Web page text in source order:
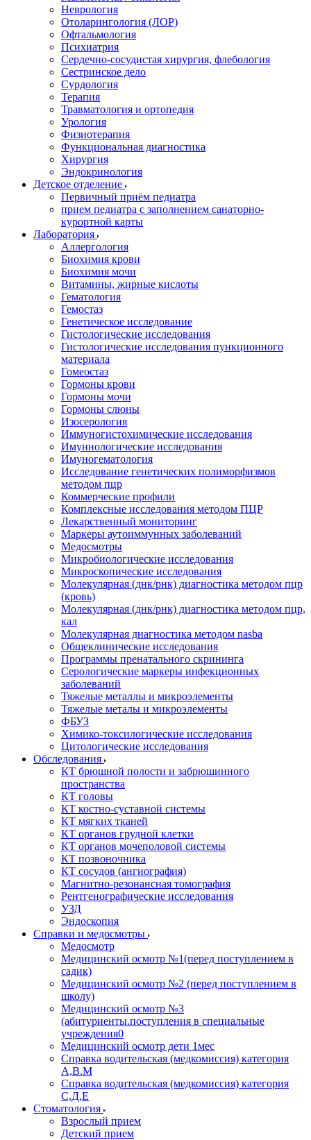
Неврология
Отоларингология (ЛОР)
Офтальмология
Психиатрия
Сердечно-сосудистая хирургия, флебология
Сестринское дело
Сурдология
Терапия
Травматология и ортопедия
Урология
Физиотерапия
Функциональная диагностика
Хирургия
Эндокринология
Детское отделение
Первичный приём педиатра
прием педиатра с заполнением санаторно-
курортной карты
Лаборатория
Аллергология
Биохимия крови
Биохимия мочи
Витамины, жирные кислоты
Гематология
Гемостаз
Генетическое исследование
Гистологические исследования
Гистологические исследования пункционного
материала
Гомеостаз
Гормоны крови
Гормоны мочи
Гормоны слюны
Изосерология
Иммуногистохимические исследования
Имуннологические исследования
Имуногематология
Исследование генетических полиморфизмов
методом пцр
Коммерческие профили
Комплексные исследования методом ПЦР
Лекарственный мониторинг
Маркеры аутоиммунных заболеваний
Медосмотры
Микробиологические исследования
Микроскопические исследования
Молекулярная (днк/рнк) диагностика методом пцр
(кровь)
Молекулярная (днк/рнк) диагностика методом пцр,
кал
Молекулярная диагностика методом nasba
Общеклинические исследования
Программы пренатального скрининга
Серологические маркеры инфекционных
заболеваний
Тяжелые металлы и микроэлементы
Тяжелые металы и микроэлементы
ФБУЗ
Химико-токсилогические исследования
Цитологические исследования
Обследования
КТ брюшной полости и забрюшинного
пространства
КТ головы
КТ костно-суставной системы
КТ мягких тканей
КТ органов грудной клетки
КТ органов мочеполовой системы
КТ позвоночника
КТ сосудов (ангиография)
Магнитно-резонансная томография
Рентгенографические исследования
УЗД
Эндоскопия
Справки и медосмотры
Медосмотр
Медицинский осмотр №1(перед поступлением в
садик)
Медицинский осмотр №2 (перед поступлением в
школу)
Медицинский осмотр №3
(абитуриенты.поступления в специальные
учреждения0
Медицинский осмотр дети 1мес
Справка водительская (медкомиссия) категория
А,В.М
Справка водительская (медкомиссия) категория
С,Д,Е
Стоматология
Взрослый прием
Детский прием